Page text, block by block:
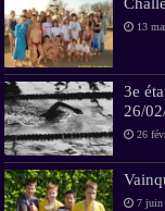
13
3e
26/
26
7 juin